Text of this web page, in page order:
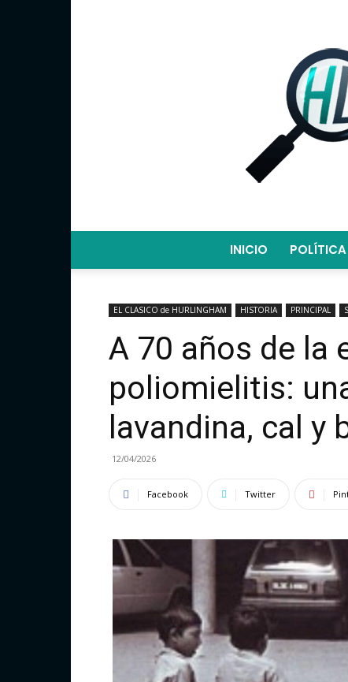
INICIO POLÍTICA
EL CLASICO de HURLINGHAM HISTORIA PRINCIPAL
A 70 años de la
poliomielitis:
lavandina, cal
12/04/2026
Facebook Twitter